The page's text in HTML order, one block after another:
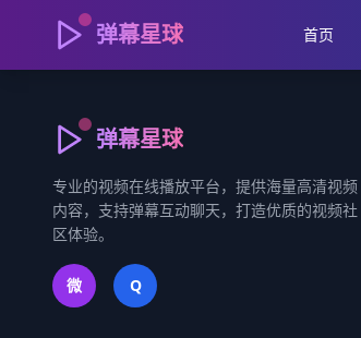
弹幕星球 首页
弹幕星球
专业的视频在线播放平台，提供海量高清视频
内容，支持弹幕互动聊天，打造优质的视频社
区体验。
微 Q